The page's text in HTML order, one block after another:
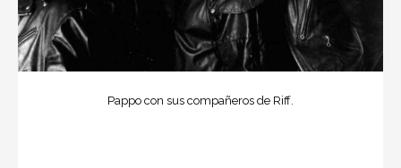
Pappo con sus compañeros de Riff.